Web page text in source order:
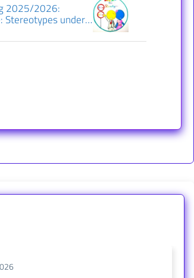
2025/2026:
Stereotypes under